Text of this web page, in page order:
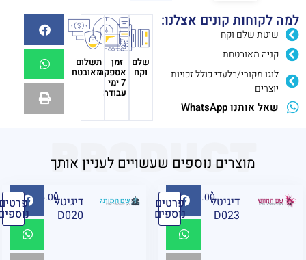
למה לקוחות קונים אצלנו:
שיטת שלם וקח
קניה מאובטחת
לוגו מקורי/בלעדי כולל זכויות
יוצרים
שאל אותנו WhatsApp
שלם
וקח
זמן
אספקה
7 ימי
עבודה
תשלום
מאובטח
מוצרים נוספים שעשויים לעניין אותך
PRODUCT
דיגיטל
D023
₪ 95.00 פרטים
נוספים
דיגיטל
D020
₪ 95.00 פרטים
נוספים